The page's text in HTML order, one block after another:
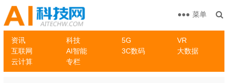
资讯 科技 5G
VR
互联网
AI智能 3C数码
大数据
云计算
专栏
菜单